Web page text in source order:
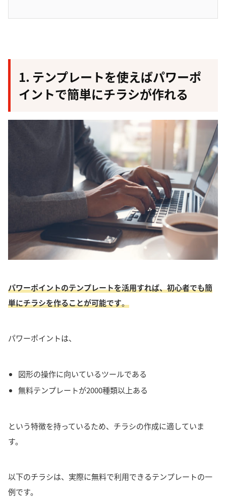
1. テンプレートを使えばパワーポ
イントで簡単にチラシが作れる
パワーポイントのテンプレートを活用すれば、初心者でも簡
単にチラシを作ることが可能です。
パワーポイントは、
図形の操作に向いているツールである
無料テンプレートが2000種類以上ある
という特徴を持っているため、チラシの作成に適していま
す。
以下のチラシは、実際に無料で利用できるテンプレートの一
例です。